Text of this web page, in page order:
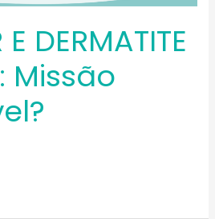
DERMATITE
Missão